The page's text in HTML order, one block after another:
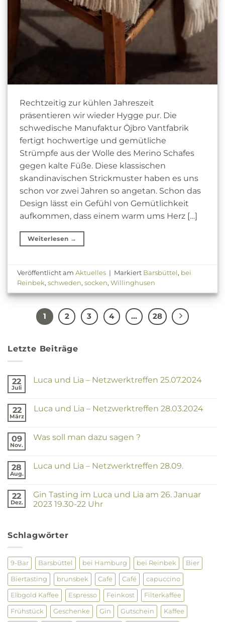
Rechtzeitig zur kühlen Jahreszeit
präsentieren wir wieder Hygge pur. Die
schwedische Manufaktur Öjbro Vantfabrik
fertigt hochwertige und gemütliche
Strümpfe aus der Wolle des Merino Schafes
gegen kalte Füße. Diese klassischen
skandinavischen Strickmuster haben es uns
schon vor zwei Jahren so angetan. Schon das
Design lässt ein Gefühl von Gemütlichkeit
aufkommen, dass einem warm ums Herz […]
Weiterlesen →
Veröffentlicht amAktuelles | Markiert Barsbüttel, bei
Reinbek,schweden,socken,Willinghusen
1 2 3 4 … 28
Letzte Beiträge
22
Juli
Luca und Lia – Netzwerktreffen 25.07.2024
Luca
Netzwerktreffen
25.07.2024
22
März
Luca und Lia – Netzwerktreffen 28.03.2024
Luca
Netzwerktreffen
28.03.2024
09
Nov.
Was soll man dazu sagen ?
Was
sagen
?
28
Aug.
Luca und Lia – Netzwerktreffen 28.09.
Luca
und
Lia
22
Dez.
Gin Tasting im Luca und Lia am 26. Januar
2023 19.30-22 Uhr
Gin
Tasting
und
Lia
am
26.
Januar
2023
19.30-
22
Uhr
Schlagwörter
9-Bar Barsbüttel bei Hamburg bei Reinbek Bier
Biertasting brunsbek Cafe Café capuccino
Elbgold Kaffee Espresso Feinkost Filterkaffee
Frühstück Geschenke Gin Gutschein Kaffee